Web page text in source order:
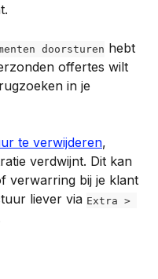
doorsturen hebt
offertes wilt
in je
te verwijderen,
verdwijnt. Dit kan
verwarring bij je klant
liever via Extra >